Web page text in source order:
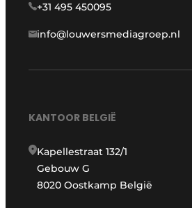
+31 495 450095
info@louwersmediagroep.nl
KANTOOR BELGIË
Kapellestraat 132/1
Gebouw G
8020 Oostkamp België